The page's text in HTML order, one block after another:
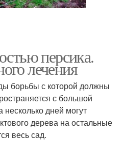
персика.
лечения
борьбы с которой должны
с большой
дней могут
дерева на остальные
весь сад.